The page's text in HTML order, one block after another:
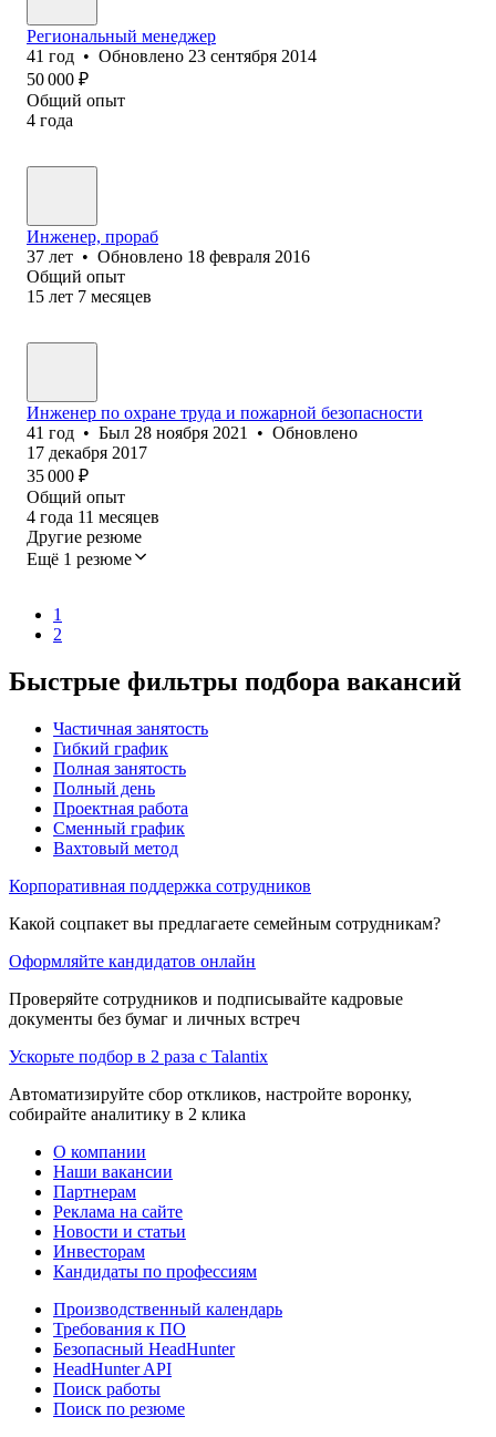
Региональный менеджер
41 год • Обновлено 23 сентября 2014
50 000 ₽
Общий опыт
4 года
Инженер, прораб
37 лет • Обновлено 18 февраля 2016
Общий опыт
15 лет 7 месяцев
Инженер по охране труда и пожарной безопасности
41 год • Был 28 ноября 2021 • Обновлено
17 декабря 2017
35 000 ₽
Общий опыт
4 года 11 месяцев
Другие резюме
Ещё 1 резюме
1
2
Быстрые фильтры подбора вакансий
Частичная занятость
Гибкий график
Полная занятость
Полный день
Проектная работа
Сменный график
Вахтовый метод
Корпоративная поддержка сотрудников
Какой соцпакет вы предлагаете семейным сотрудникам?
Оформляйте кандидатов онлайн
Проверяйте сотрудников и подписывайте кадровые
документы без бумаг и личных встреч
Ускорьте подбор в 2 раза с Talantix
Автоматизируйте сбор откликов, настройте воронку,
собирайте аналитику в 2 клика
О компании
Наши вакансии
Партнерам
Реклама на сайте
Новости и статьи
Инвесторам
Кандидаты по профессиям
Производственный календарь
Требования к ПО
Безопасный HeadHunter
HeadHunter API
Поиск работы
Поиск по резюме